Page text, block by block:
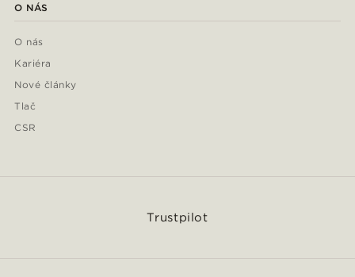
O NÁS
O nás
Kariéra
Nové články
Tlač
CSR
Trustpilot